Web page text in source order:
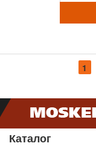
1
Каталог